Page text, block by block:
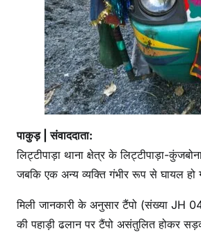
पाकुड़ | संवाददाता:
लिट्टीपाड़ा थाना क्षेत्र के लिट्टीपाड़ा-
जबकि एक अन्य व्यक्ति गंभीर रूप से घायल हो
मिली जानकारी के अनुसार टैंपो (संख्या JH
की पहाड़ी ढलान पर टैंपो असंतुलित होकर